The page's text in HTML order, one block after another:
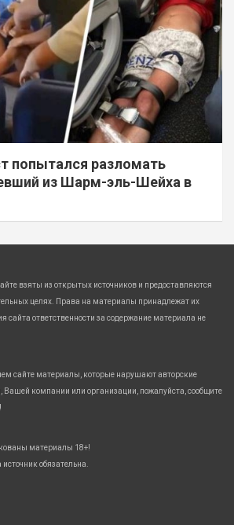
попытался разломать
из Шарм-эль-Шейха в
взяты из открытых источников и предоставляются
целях. Права на материалы принадлежат их
ответственности за содержание материала не
сайте материалы, которые нарушают авторские
компании или организации, пожалуйста, сообщите
материалы 18+!
обязательна.